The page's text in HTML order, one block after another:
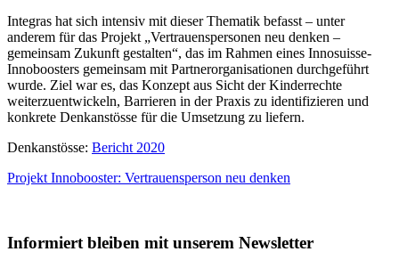
Integras hat sich intensiv mit dieser Thematik befasst – unter
anderem für das Projekt „Vertrauenspersonen neu denken –
gemeinsam Zukunft gestalten“, das im Rahmen eines Innosuisse-
Innoboosters gemeinsam mit Partnerorganisationen durchgeführt
wurde. Ziel war es, das Konzept aus Sicht der Kinderrechte
weiterzuentwickeln, Barrieren in der Praxis zu identifizieren und
konkrete Denkanstösse für die Umsetzung zu liefern.
Denkanstösse: Bericht 2020
Projekt Innobooster: Vertrauensperson neu denken
Informiert bleiben mit unserem Newsletter